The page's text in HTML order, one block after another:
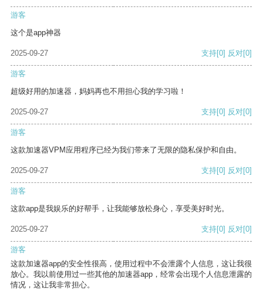
游客
这个是app神器
2025-09-27 支持[0] 反对[0]
游客
超级好用的加速器，妈妈再也不用担心我的学习啦！
2025-09-27 支持[0] 反对[0]
游客
这款加速器VPM应用程序已经为我们带来了无限的隐私保护和自由。
2025-09-27 支持[0] 反对[0]
游客
这款app是我娱乐的好帮手，让我能够放松身心，享受美好时光。
2025-09-27 支持[0] 反对[0]
游客
这款加速器app的安全性很高，使用过程中不会泄露个人信息，这让我很
放心。我以前使用过一些其他的加速器app，经常会出现个人信息泄露的
情况，这让我非常担心。